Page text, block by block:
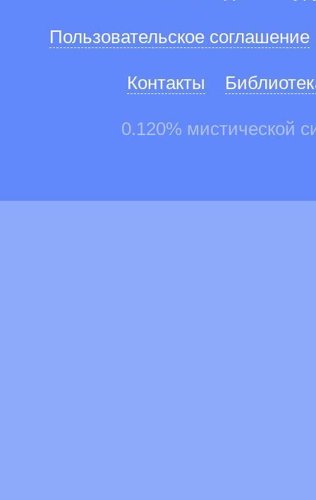
Пользовательское соглашение
Контакты
0.120% мистической